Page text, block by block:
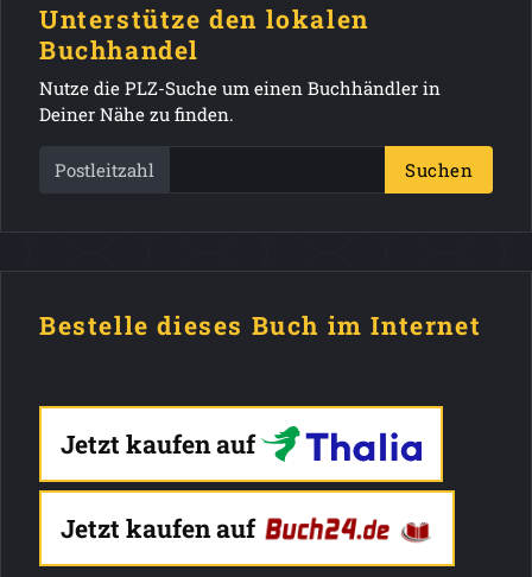
Unterstütze den lokalen
Buchhandel
Nutze die PLZ-Suche um einen Buchhändler in
Deiner Nähe zu finden.
Postleitzahl Suchen
Bestelle dieses Buch im Internet
Jetzt kaufen auf
Jetzt kaufen auf